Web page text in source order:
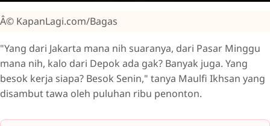
Â© KapanLagi.com/Bagas
"Yang dari Jakarta mana nih suaranya, dari Pasar Minggu
mana nih, kalo dari Depok ada gak? Banyak juga. Yang
besok kerja siapa? Besok Senin," tanya Maulfi Ikhsan yang
disambut tawa oleh puluhan ribu penonton.